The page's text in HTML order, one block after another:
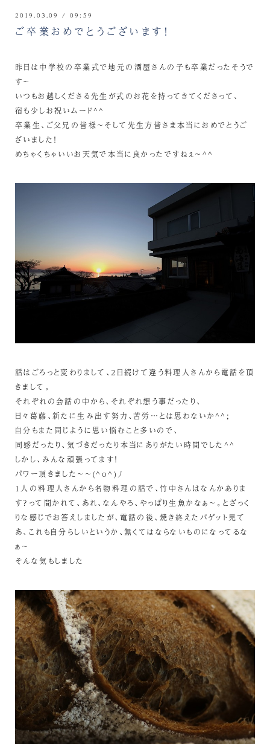
2019.03.09 / 09:59
ご卒業おめでとうございます！
昨日は中学校の卒業式で地元の酒屋さんの子も卒業だったそうで
す～
いつもお越しくださる先生が式のお花を持ってきてくださって、
宿も少しお祝いムード^^
卒業生、ご父兄の皆様～そして先生方皆さま本当におめでとうご
ざいました！
めちゃくちゃいいお天気で本当に良かったですねぇ～^^
話はごろっと変わりまして、2日続けて違う料理人さんから電話を頂
きまして。
それぞれの会話の中から、それぞれ想う事だったり、
日々葛藤、新たに生み出す努力、苦労…とは思わないか^^;
自分もまた同じように思い悩むこと多いので、
同感だったり、気づきだったり本当にありがたい時間でした^^
しかし、みんな頑張ってます！
パワー頂きました～～(^o^)丿
1人の料理人さんから名物料理の話で、竹中さんはなんかありま
す？って聞かれて、あれ、なんやろ、やっぱり生魚かなぁ～。とざっく
りな感じでお答えしましたが、電話の後、焼き終えたバゲット見て
あ、これも自分らしいというか、無くてはならないものになってるな
ぁ～
そんな気もしました